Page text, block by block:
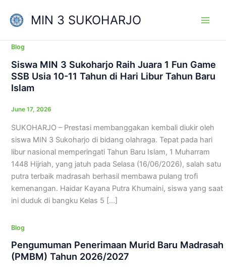
content
MIN 3 SUKOHARJO
Blog
Siswa MIN 3 Sukoharjo Raih Juara 1 Fun Game
SSB Usia 10-11 Tahun di Hari Libur Tahun Baru
Islam
June 17, 2026
SUKOHARJO – Prestasi membanggakan kembali diukir oleh
siswa MIN 3 Sukoharjo di bidang olahraga. Tepat pada hari
libur nasional memperingati Tahun Baru Islam, 1 Muharram
1448 Hijriah, yang jatuh pada Selasa (16/06/2026), salah satu
putra terbaik madrasah berhasil membawa pulang trofi
kemenangan. Haidar Kayana Putra Khumaini, siswa yang saat
ini duduk di bangku Kelas 5 […]
Blog
Pengumuman Penerimaan Murid Baru Madrasah
(PMBM) Tahun 2026/2027